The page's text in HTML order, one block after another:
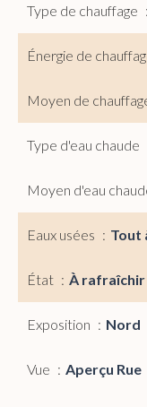
Type de chauffage
Énergie de
Moyen de
Type d'eau chaude
Moyen d'eau
Eaux usées Tout
État À rafraîchir
Exposition Nord
Vue Aperçu Rue